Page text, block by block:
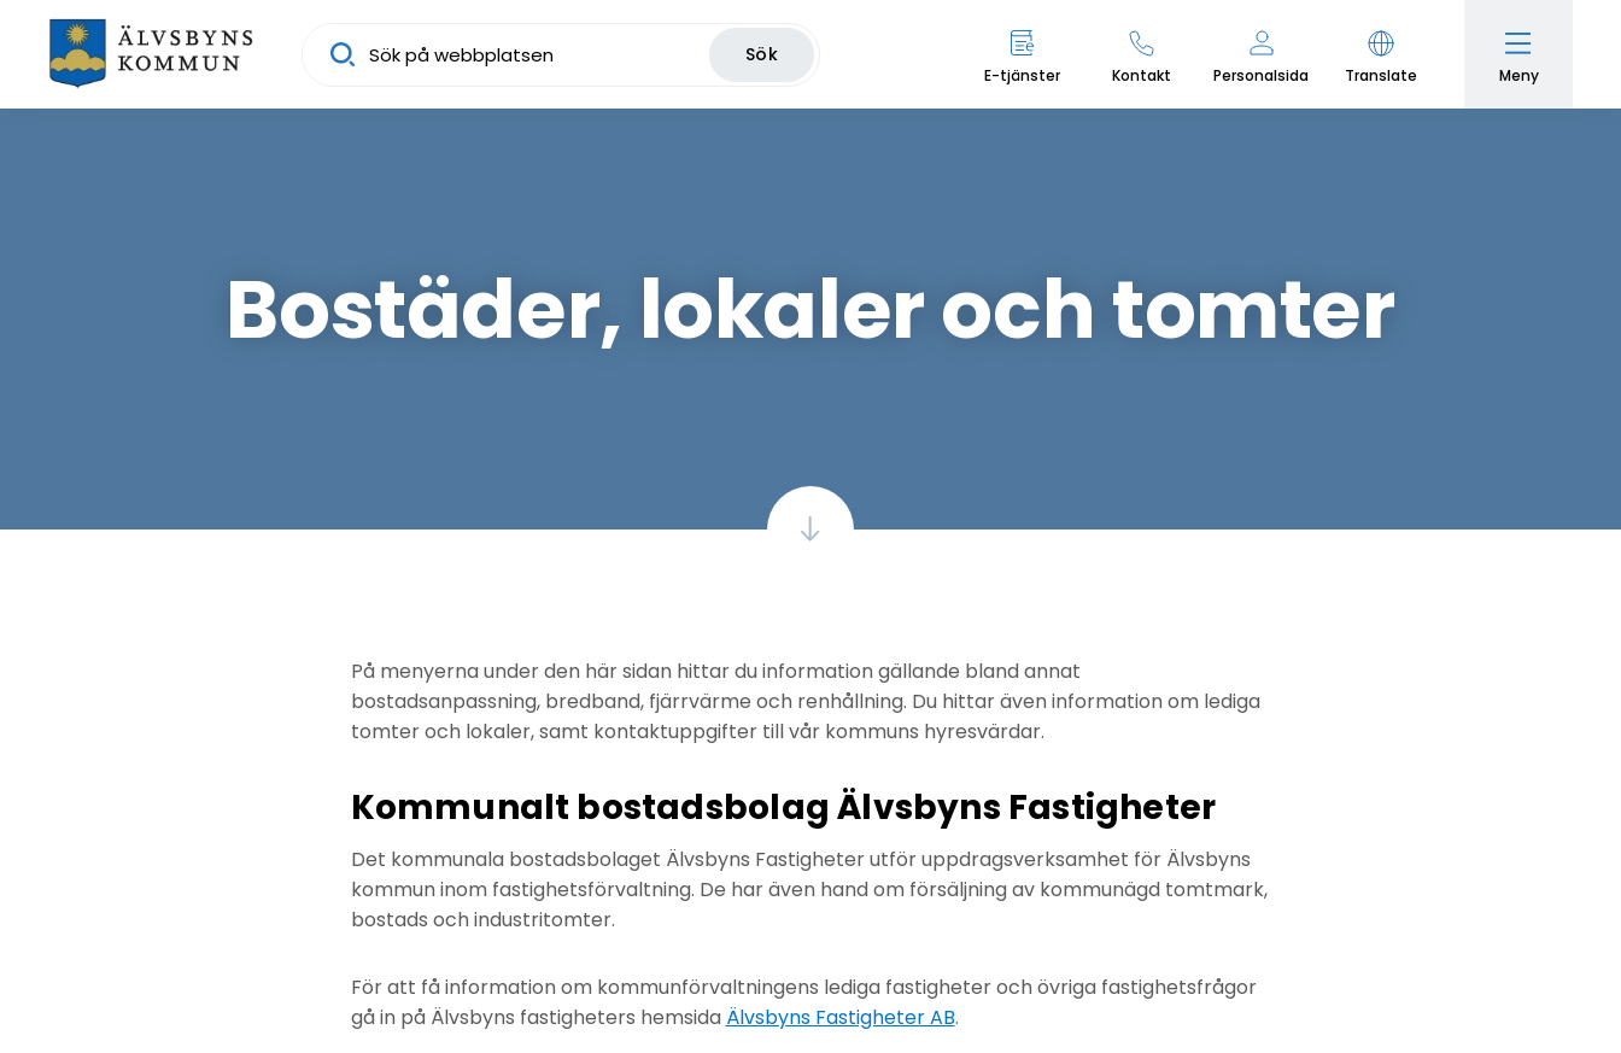
Sök
E-tjänster Kontakt Personalsida Translate Meny
Bostäder, lokaler och tomter
På menyerna under den här sidan hittar du information gällande bland annat
bostadsanpassning, bredband, fjärrvärme och renhållning. Du hittar även information om lediga
tomter och lokaler, samt kontaktuppgifter till vår kommuns hyresvärdar.
Kommunalt bostadsbolag Älvsbyns Fastigheter
Det kommunala bostadsbolaget Älvsbyns Fastigheter utför uppdragsverksamhet för Älvsbyns
kommun inom fastighetsförvaltning. De har även hand om försäljning av kommunägd tomtmark,
bostads och industritomter.
För att få information om kommunförvaltningens lediga fastigheter och övriga fastighetsfrågor
gå in på Älvsbyns fastigheters hemsida Älvsbyns Fastigheter AB.